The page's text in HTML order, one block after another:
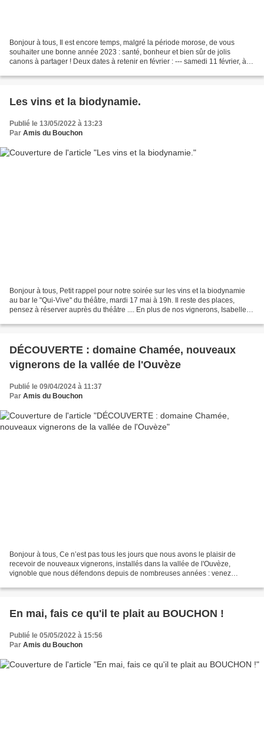
Bonjour à tous, Il est encore temps, malgré la période morose, de vous
souhaiter une bonne année 2023 : santé, bonheur et bien sûr de jolis
canons à partager ! Deux dates à retenir en février : --- samedi 11 février, à
Les vins et la biodynamie.
Publié le 13/05/2022 à 13:23
Par Amis du Bouchon
Bonjour à tous, Petit rappel pour notre soirée sur les vins et la biodynamie
au bar le "Qui-Vive" du théâtre, mardi 17 mai à 19h. Il reste des places,
pensez à réserver auprès du théâtre .... En plus de nos vignerons, Isabelle
DÉCOUVERTE : domaine Chamée, nouveaux
vignerons de la vallée de l'Ouvèze
Publié le 09/04/2024 à 11:37
Par Amis du Bouchon
Bonjour à tous, Ce n’est pas tous les jours que nous avons le plaisir de
recevoir de nouveaux vignerons, installés dans la vallée de l'Ouvèze,
vignoble que nous défendons depuis de nombreuses années : venez
En mai, fais ce qu'il te plait au BOUCHON !
Publié le 05/05/2022 à 15:56
Par Amis du Bouchon